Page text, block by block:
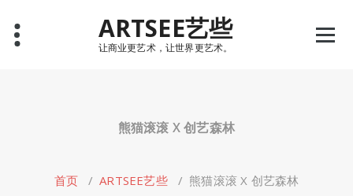
content
ARTSEE艺些
让商业更艺术，让世界更艺术。
熊猫滚滚 X 创艺森林
首页 /ARTSEE艺些/ 熊猫滚滚 X 创艺森林